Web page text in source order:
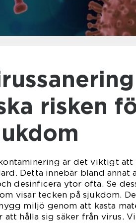
risken
är det viktigt att
Detta innebär bland annat
desinficera ytor ofta. Se
visar tecken på sjukdom.
miljö genom att kasta
hålla sig säker från virus.